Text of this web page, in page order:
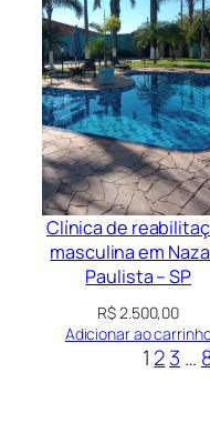
Clínica de
masculina em
Paulista – SP
R$2.500,00
Adicionar ao
1 23 …